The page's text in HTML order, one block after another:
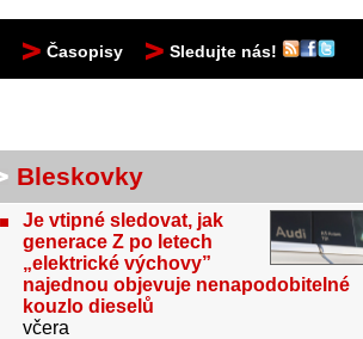
Časopisy Sledujte nás!
Bleskovky
Je vtipné sledovat, jak
generace Z po letech
„elektrické výchovy”
najednou objevuje nenapodobitelné
kouzlo dieselů
včera